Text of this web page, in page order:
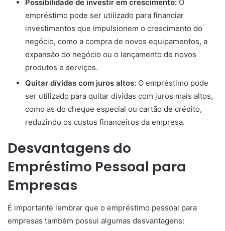
Possibilidade de investir em crescimento: O
empréstimo pode ser utilizado para financiar
investimentos que impulsionem o crescimento do
negócio, como a compra de novos equipamentos, a
expansão do negócio ou o lançamento de novos
produtos e serviços.
Quitar dívidas com juros altos: O empréstimo pode
ser utilizado para quitar dívidas com juros mais altos,
como as do cheque especial ou cartão de crédito,
reduzindo os custos financeiros da empresa.
Desvantagens do
Empréstimo Pessoal para
Empresas
É importante lembrar que o empréstimo pessoal para
empresas também possui algumas desvantagens: